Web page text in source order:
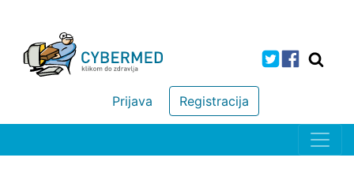
Registracija
Prijava